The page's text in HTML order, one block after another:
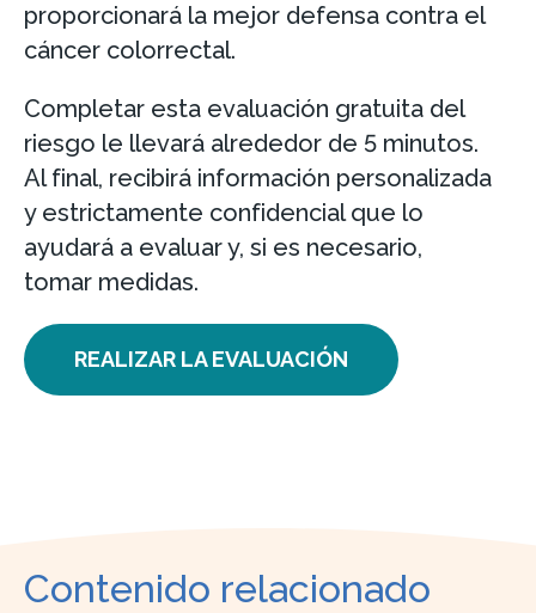
proporcionará la mejor defensa contra el
cáncer colorrectal.
Completar esta evaluación gratuita del
riesgo le llevará alrededor de 5 minutos.
Al final, recibirá información personalizada
y estrictamente confidencial que lo
ayudará a evaluar y, si es necesario,
tomar medidas.
REALIZAR LA EVALUACIÓN
Contenido relacionado